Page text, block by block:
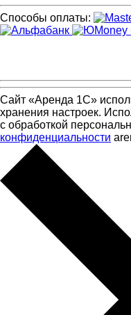
Способы оплаты:
Сайт «Аренда 1С»
хранения настроек.
с обработкой
конфиденциальности